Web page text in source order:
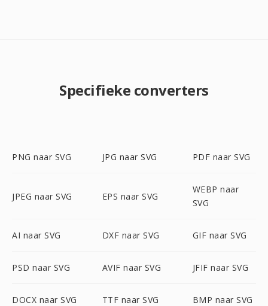
Specifieke converters
PNG naar SVG JPG naar SVG PDF naar SVG
JPEG naar SVG EPS naar SVG
WEBP naar
SVG
AI naar SVG DXF naar SVG GIF naar SVG
PSD naar SVG AVIF naar SVG JFIF naar SVG
DOCX naar SVG TTF naar SVG BMP naar SVG